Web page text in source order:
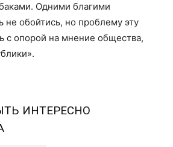
Одними благими
не обойтись, но проблему эту
с опорой на мнение общества,
ИНТЕРЕСНО